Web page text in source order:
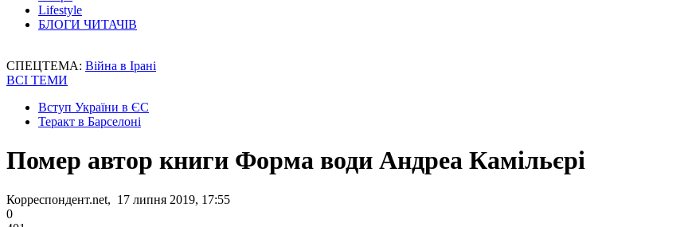
Lifestyle
БЛОГИ ЧИТАЧІВ
СПЕЦТЕМА: Війна в Ірані
ВСІ ТЕМИ
Вступ України в ЄС
Теракт в Барселоні
Помер автор книги Форма води Андреа Камільєрі
Корреспондент.net, 17 липня 2019, 17:55
0